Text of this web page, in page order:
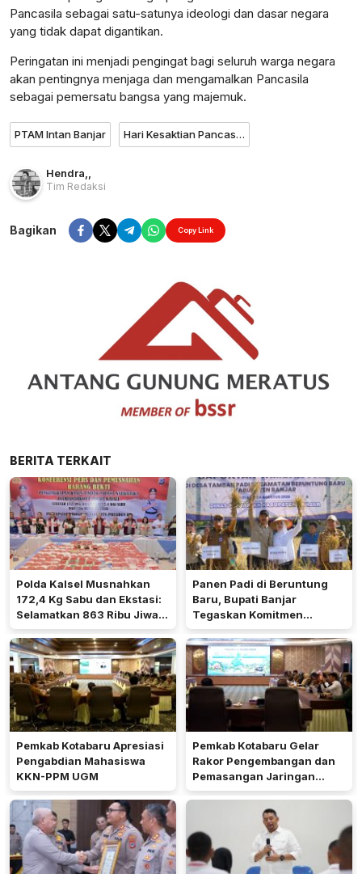
Pancasila sebagai satu-satunya ideologi dan dasar negara
yang tidak dapat digantikan.
Peringatan ini menjadi pengingat bagi seluruh warga negara
akan pentingnya menjaga dan mengamalkan Pancasila
sebagai pemersatu bangsa yang majemuk.
PTAM Intan Banjar Hari Kesaktian Pancasila
Hendra
Tim Redaksi
Bagikan Copy Link
BERITA TERKAIT
Polda Kalsel Musnahkan
172,4 Kg Sabu dan Ekstasi:
Selamatkan 863 Ribu Jiwa
dan Hemat Biaya Rehab Rp.
4,3 Triliun
Panen Padi di Beruntung
Baru, Bupati Banjar
Tegaskan Komitmen
Dukung Ketahanan Pangan
Pemkab Kotabaru Apresiasi
Pengabdian Mahasiswa
KKN-PPM UGM
Pemkab Kotabaru Gelar
Rakor Pengembangan dan
Pemasangan Jaringan
Listrik PLN